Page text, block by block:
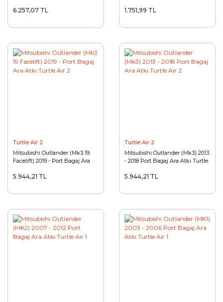
6.257,07 TL 1.751,99 TL
Turtle Air 2
Mitsubishi Outlander (Mk3 19
Facelift) 2019 - Port Bagaj Ara
5.944,21 TL
Turtle Air 2
Mitsubishi Outlander (Mk3) 2013
- 2018 Port Bagaj Ara Atkı Turtle
5.944,21 TL